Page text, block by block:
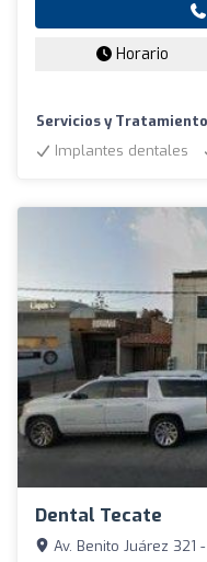
Horario
Servicios y
Implantes dentales
Dental Tecate
Av. Benito Juárez 321